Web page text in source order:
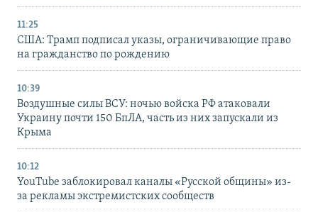
11:25
США: Трамп подписал указы, ограничивающие право
на гражданство по рождению
10:39
Воздушные силы ВСУ: ночью войска РФ атаковали
Украину почти 150 БпЛА, часть из них запускали из
Крыма
10:12
YouTube заблокировал каналы «Русской общины» из-
за рекламы экстремистских сообществ